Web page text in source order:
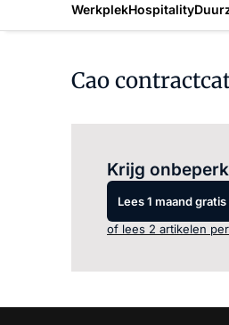
WerkplekHospitality
Cao
Krijg
Lees 1 maand gratis
of lees 2 artikelen